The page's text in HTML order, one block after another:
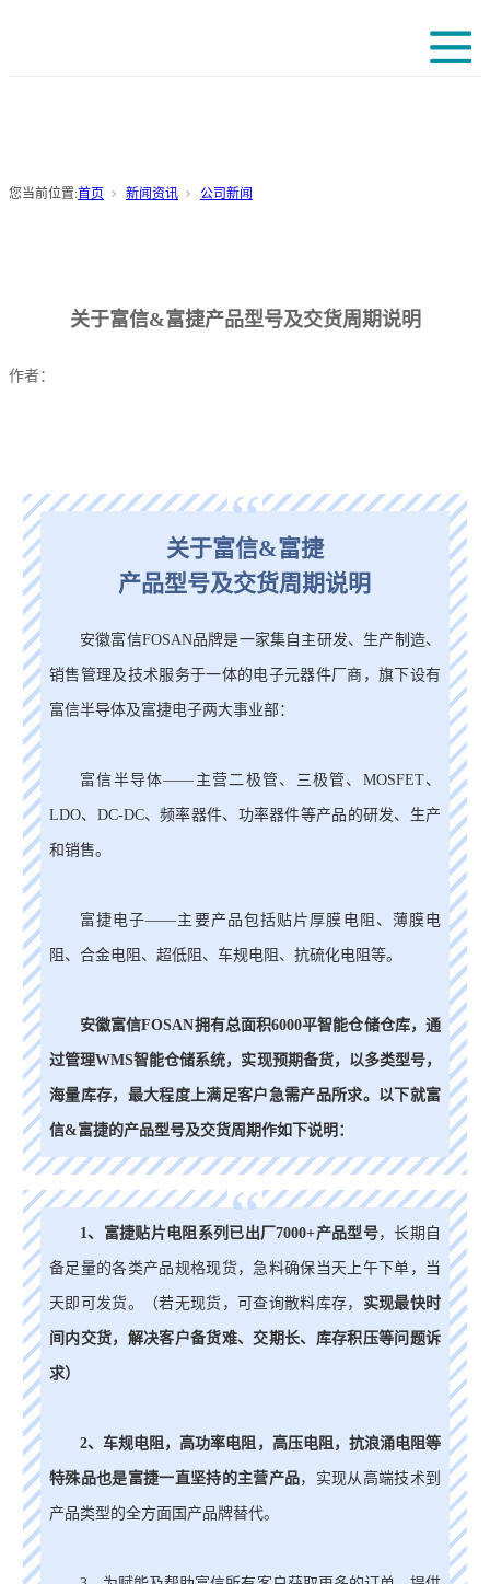
您当前位置:首页 新闻资讯 公司新闻
关于富信&富捷产品型号及交货周期说明
作者：
“
关于富信&富捷
产品型号及交货周期说明
安徽富信FOSAN品牌是一家集自主研发、生产制造、
销售管理及技术服务于一体的电子元器件厂商，旗下设有
富信半导体及富捷电子两大事业部：
富信半导体——主营二极管、三极管、MOSFET、
LDO、DC-DC、频率器件、功率器件等产品的研发、生产
和销售。
富捷电子——主要产品包括贴片厚膜电阻、薄膜电
阻、合金电阻、超低阻、车规电阻、抗硫化电阻等。
安徽富信FOSAN拥有总面积6000平智能仓储仓库，通
过管理WMS智能仓储系统，实现预期备货，以多类型号，
海量库存，最大程度上满足客户急需产品所求。以下就富
信&富捷的产品型号及交货周期作如下说明：
“
1、富捷贴片电阻系列已出厂7000+产品型号，长期自
备足量的各类产品规格现货，急料确保当天上午下单，当
天即可发货。（若无现货，可查询散料库存， 实现最快时
间内交货，解决客户备货难、交期长、库存积压等问题诉
求）
2、车规电阻，高功率电阻，高压电阻，抗浪涌电阻等
特殊品也是富捷一直坚持的主营产品，实现从高端技术到
产品类型的全方面国产品牌替代。